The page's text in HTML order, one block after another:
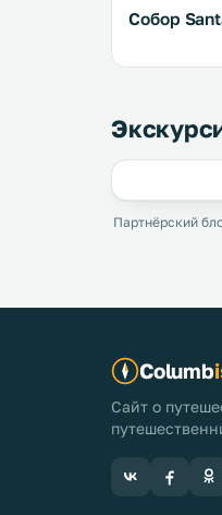
Собор
Партнёрский
Columb
Сайт о